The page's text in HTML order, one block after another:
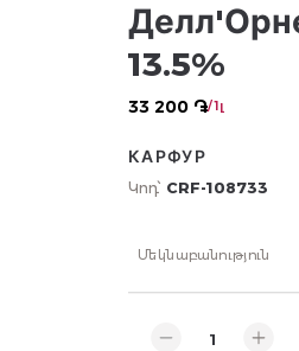
13.5%
33 200 ֏/ 1լ
КАРФУР
Կոդ՝ CRF-108733
Մեկնաբանություն